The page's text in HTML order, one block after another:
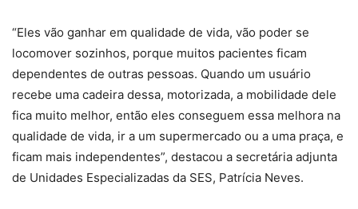
“Eles vão ganhar em qualidade de vida, vão poder se
locomover sozinhos, porque muitos pacientes ficam
dependentes de outras pessoas. Quando um usuário
recebe uma cadeira dessa, motorizada, a mobilidade dele
fica muito melhor, então eles conseguem essa melhora na
qualidade de vida, ir a um supermercado ou a uma praça, e
ficam mais independentes”, destacou a secretária adjunta
de Unidades Especializadas da SES, Patrícia Neves.